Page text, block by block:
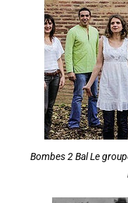
Bombes 2 Bal Le